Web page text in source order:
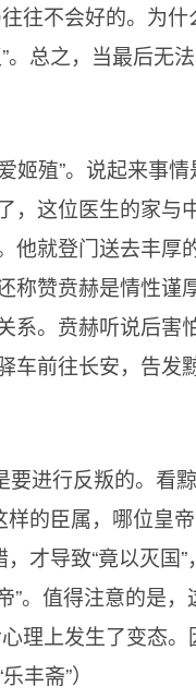
往不会好的。为
总之，当最后无
殖”。说起来事情
，这位医生的家与
他就登门送去丰厚
称赞贲赫是情性谨
系。贲赫听说后害
车前往长安，告发
进行反叛的。看
样的臣属，哪位皇
才导致“竟以灭国
”。值得注意的是，
理上发生了变态。
丰斋”）